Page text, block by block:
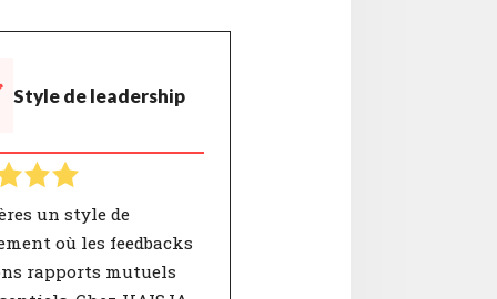
Style de leadership
un style de
où les feedbacks
rapports mutuels